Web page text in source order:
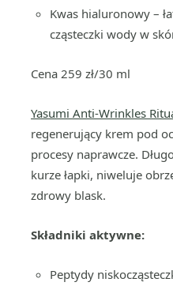
Kwas hialuronowy –
cząsteczki wody w
Cena 259 zł/30 ml
Yasumi Anti-Wrinkles
regenerujący krem pod
procesy naprawcze.
kurze łapki, niweluje
zdrowy blask.
Składniki aktywne:
Peptydy